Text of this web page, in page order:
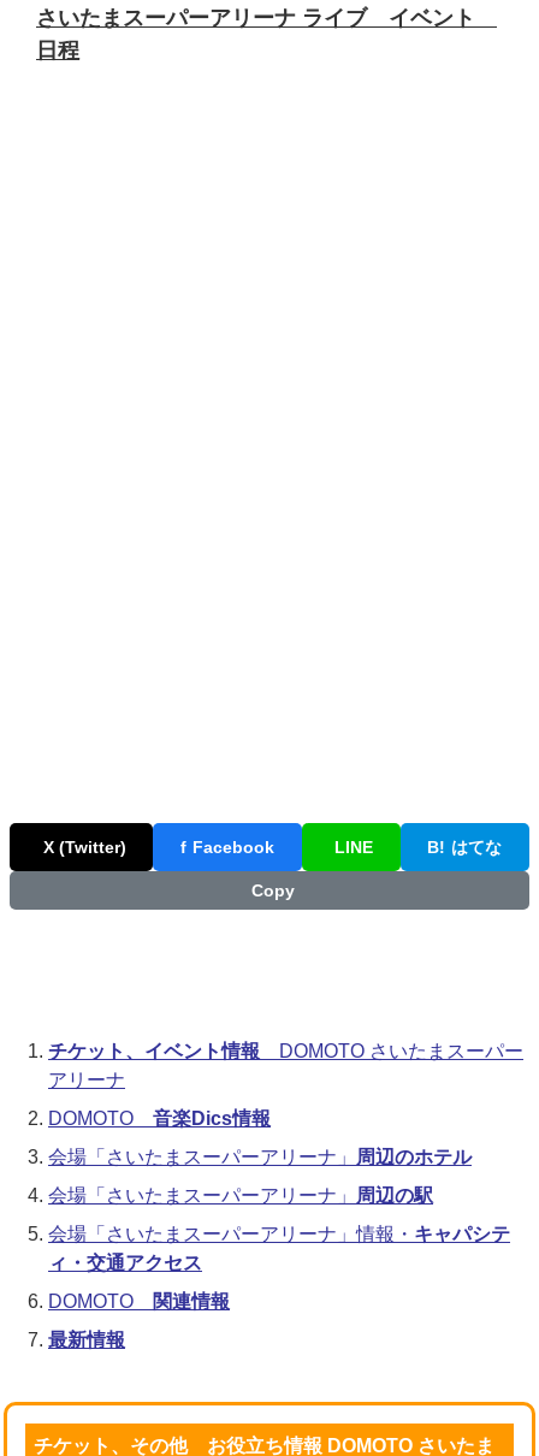
さいたまスーパーアリーナ ライブ イベント
日程
X (Twitter) f Facebook LINE B! はてな
Copy
チケット、イベント情報 DOMOTO さいたまスーパー
アリーナ
DOMOTO 音楽Dics情報
会場「さいたまスーパーアリーナ」
周辺のホテル
会場「さいたまスーパーアリーナ」
周辺の駅
会場「さいたまスーパーアリーナ」情報・ キャパシテ
ィ・交通アクセス
DOMOTO
関連情報
最新情報
チケット、その他 お役立ち情報 DOMOTO さいたま